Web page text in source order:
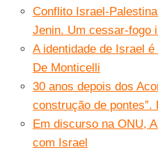
Conflito Israel-
Jenin. Um cessar-fogo
A identidade de Israel
De Monticelli
30 anos depois dos
construção de
Em discurso na ONU,
com Israel